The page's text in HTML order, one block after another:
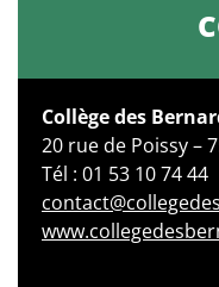
Collège des
20 rue de Poissy –
Tél : 01 53 10 74 44